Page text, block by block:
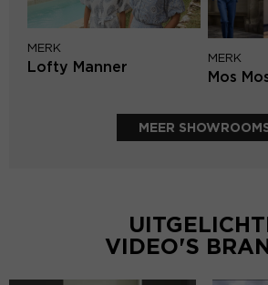
MERK
Lofty Manner
MERK
Mos
MEER
VIDEO'S